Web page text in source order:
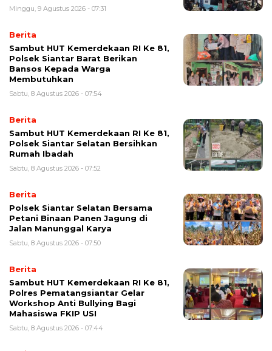
Minggu, 9 Agustus 2026 - 07:31
Berita
Sambut HUT Kemerdekaan RI Ke 81,
Polsek Siantar Barat Berikan
Bansos Kepada Warga
Membutuhkan
Sabtu, 8 Agustus 2026 - 07:54
Berita
Sambut HUT Kemerdekaan RI Ke 81,
Polsek Siantar Selatan Bersihkan
Rumah Ibadah
Sabtu, 8 Agustus 2026 - 07:52
Berita
Polsek Siantar Selatan Bersama
Petani Binaan Panen Jagung di
Jalan Manunggal Karya
Sabtu, 8 Agustus 2026 - 07:50
Berita
Sambut HUT Kemerdekaan RI Ke 81,
Polres Pematangsiantar Gelar
Workshop Anti Bullying Bagi
Mahasiswa FKIP USI
Sabtu, 8 Agustus 2026 - 07:44